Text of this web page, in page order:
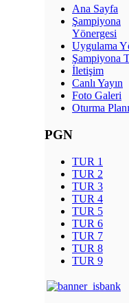
Ana Sayfa
Şampiyona
Yönergesi
Uygulama
Şampiyona
İletişim
Canlı Yayın
Foto Galeri
Oturma Planı
PGN
TUR 1
TUR 2
TUR 3
TUR 4
TUR 5
TUR 6
TUR 7
TUR 8
TUR 9